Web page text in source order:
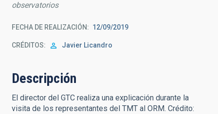
observatorios
FECHA DE REALIZACIÓN 12/09/2019
CRÉDITOS Javier Licandro
Descripción
El director del GTC realiza una explicación durante la
visita de los representantes del TMT al ORM. Crédito: